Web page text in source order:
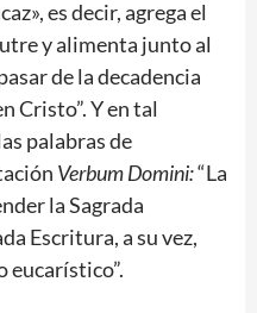
es decir, agrega el
y alimenta junto al
de la decadencia
Cristo”. Y en tal
palabras de
Verbum Domini:“La
la Sagrada
Escritura, a su vez,
eucarístico”.